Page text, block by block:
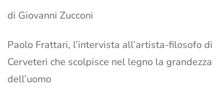
di Giovanni Zucconi
Paolo Frattari, l’intervista all’artista-filosofo di
Cerveteri che scolpisce nel legno la grandezza
dell’uomo